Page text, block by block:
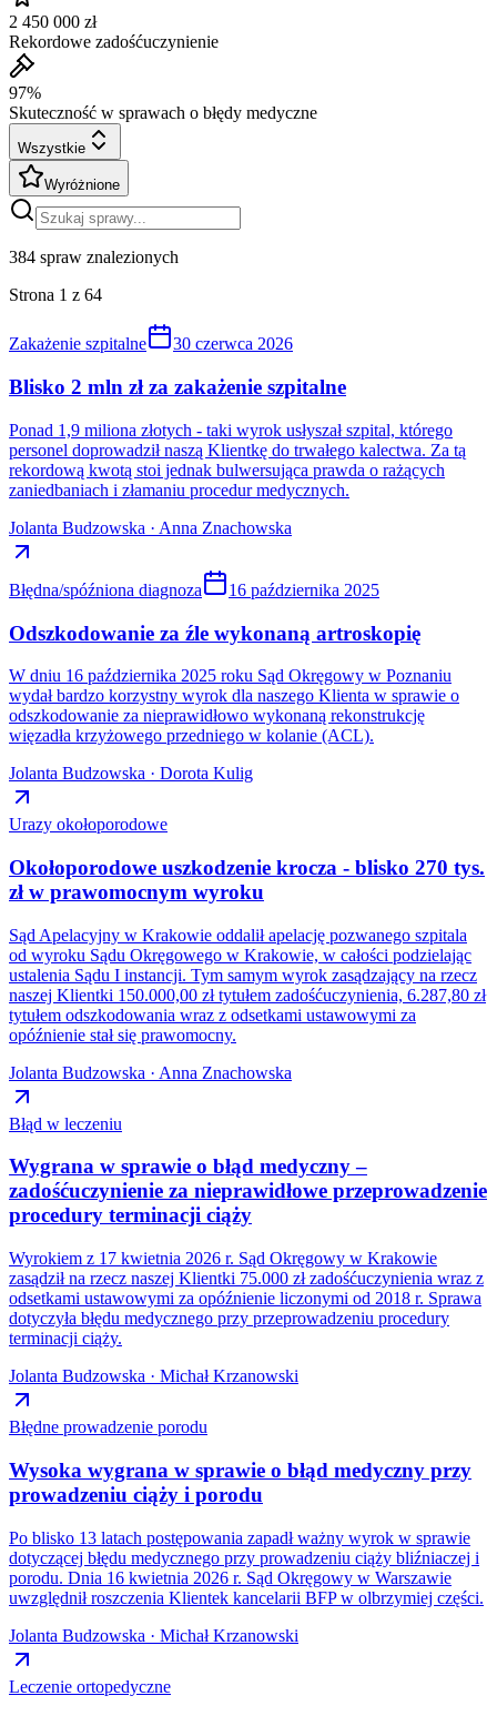
2 450 000 zł
Rekordowe zadośćuczynienie
97%
Skuteczność w sprawach o błędy medyczne
Wszystkie
Wyróżnione
384 spraw znalezionych
Strona 1 z 64
Zakażenie szpitalne 30 czerwca 2026
Blisko 2 mln zł za zakażenie szpitalne
Ponad 1,9 miliona złotych - taki wyrok usłyszał szpital, którego
personel doprowadził naszą Klientkę do trwałego kalectwa. Za tą
rekordową kwotą stoi jednak bulwersująca prawda o rażących
zaniedbaniach i złamaniu procedur medycznych.
Jolanta Budzowska · Anna Znachowska
Błędna/spóźniona diagnoza 16 października 2025
Odszkodowanie za źle wykonaną artroskopię
W dniu 16 października 2025 roku Sąd Okręgowy w Poznaniu
wydał bardzo korzystny wyrok dla naszego Klienta w sprawie o
odszkodowanie za nieprawidłowo wykonaną rekonstrukcję
więzadła krzyżowego przedniego w kolanie (ACL).
Jolanta Budzowska · Dorota Kulig
Urazy okołoporodowe
Okołoporodowe uszkodzenie krocza - blisko 270 tys.
zł w prawomocnym wyroku
Sąd Apelacyjny w Krakowie oddalił apelację pozwanego szpitala
od wyroku Sądu Okręgowego w Krakowie, w całości podzielając
ustalenia Sądu I instancji. Tym samym wyrok zasądzający na rzecz
naszej Klientki 150.000,00 zł tytułem zadośćuczynienia, 6.287,80 zł
tytułem odszkodowania wraz z odsetkami ustawowymi za
opóźnienie stał się prawomocny.
Jolanta Budzowska · Anna Znachowska
Błąd w leczeniu
Wygrana w sprawie o błąd medyczny –
zadośćuczynienie za nieprawidłowe przeprowadzenie
procedury terminacji ciąży
Wyrokiem z 17 kwietnia 2026 r. Sąd Okręgowy w Krakowie
zasądził na rzecz naszej Klientki 75.000 zł zadośćuczynienia wraz z
odsetkami ustawowymi za opóźnienie liczonymi od 2018 r. Sprawa
dotyczyła błędu medycznego przy przeprowadzeniu procedury
terminacji ciąży.
Jolanta Budzowska · Michał Krzanowski
Błędne prowadzenie porodu
Wysoka wygrana w sprawie o błąd medyczny przy
prowadzeniu ciąży i porodu
Po blisko 13 latach postępowania zapadł ważny wyrok w sprawie
dotyczącej błędu medycznego przy prowadzeniu ciąży bliźniaczej i
porodu. Dnia 16 kwietnia 2026 r. Sąd Okręgowy w Warszawie
uwzględnił roszczenia Klientek kancelarii BFP w olbrzymiej części.
Jolanta Budzowska · Michał Krzanowski
Leczenie ortopedyczne